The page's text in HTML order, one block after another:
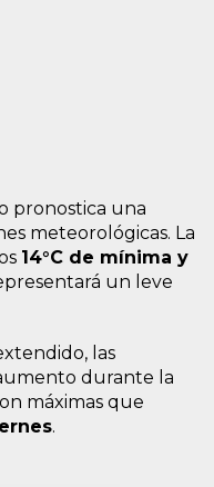
pronostica una
meteorológicas. La
14°C de mínima y
un leve
las
durante la
máximas que
.